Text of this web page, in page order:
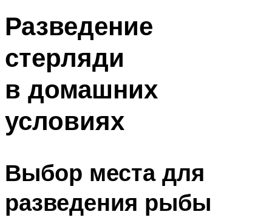
Разведение
стерляди
в домашних
условиях
Выбор места для
разведения рыбы